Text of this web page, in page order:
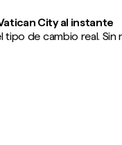
City al instante
tipo de cambio real.